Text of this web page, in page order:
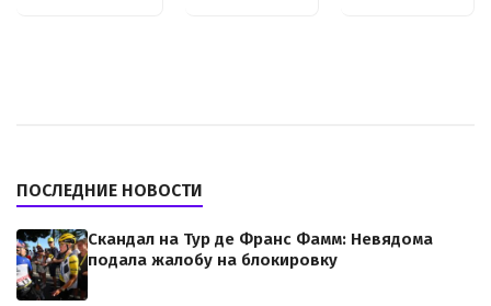
ПОСЛЕДНИЕ НОВОСТИ
Скандал на Тур де Франс Фамм: Невядома
подала жалобу на блокировку